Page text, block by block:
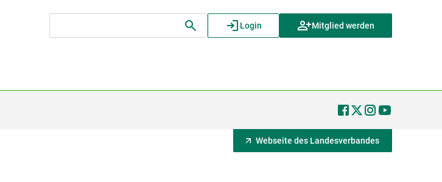
Login Mitglied werden
Webseite des Landesverbandes